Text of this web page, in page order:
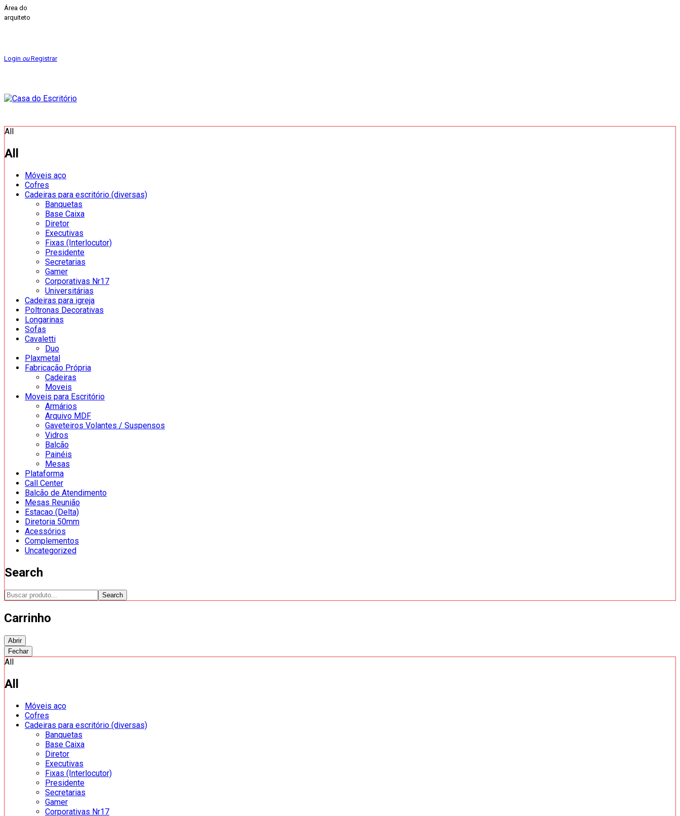
Área do
arquiteto
Login ouRegistrar
All
All
Móveis aço
Cofres
Cadeiras para escritório (diversas)
Banquetas
Base Caixa
Diretor
Executivas
Fixas (Interlocutor)
Presidente
Secretarias
Gamer
Corporativas Nr17
Universitárias
Cadeiras para igreja
Poltronas Decorativas
Longarinas
Sofas
Cavaletti
Duo
Plaxmetal
Fabricação Própria
Cadeiras
Moveis
Moveis para Escritório
Armários
Arquivo MDF
Gaveteiros Volantes / Suspensos
Vidros
Balcão
Painéis
Mesas
Plataforma
Call Center
Balcão de Atendimento
Mesas Reunião
Estacao (Delta)
Diretoria 50mm
Acessórios
Complementos
Uncategorized
Search
Search
Carrinho
Abrir
Fechar
All
All
Móveis aço
Cofres
Cadeiras para escritório (diversas)
Banquetas
Base Caixa
Diretor
Executivas
Fixas (Interlocutor)
Presidente
Secretarias
Gamer
Corporativas Nr17